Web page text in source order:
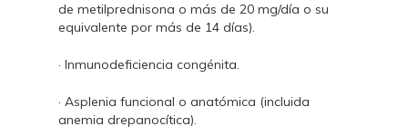
de metilprednisona o más de 20 mg/día o su
equivalente por más de 14 días).
· Inmunodeficiencia congénita.
· Asplenia funcional o anatómica (incluida
anemia drepanocítica).